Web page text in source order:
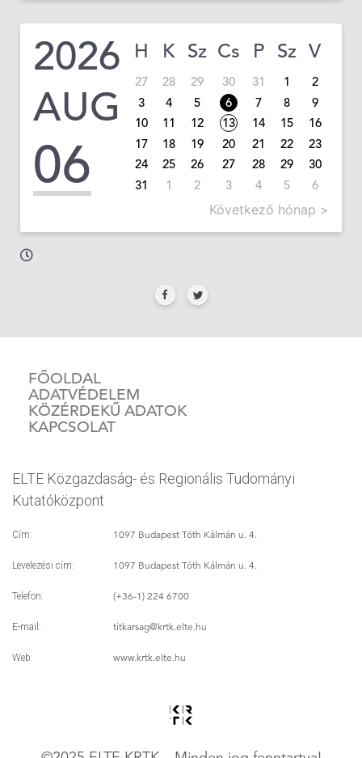
2026
AUG
06
H K Sz Cs P Sz V
27 28 29 30 31 1
2
3
4 5 6 7 8
9
10
11 12 13 14 15
16
17
18 19 20 21 22
23
24
25 26 27 28 29
30
31
1 2 3 4 5 6
Következő hónap >
FŐOLDAL
ADATVÉDELEM
KÖZÉRDEKŰ ADATOK
KAPCSOLAT
ELTE Közgazdaság- és Regionális Tudományi
Kutatóközpont
Cím: 1097 Budapest Tóth Kálmán u. 4.
Levelezési cím: 1097 Budapest Tóth Kálmán u. 4.
Telefon: (+36-1) 224 6700
E-mail: titkarsag@krtk.elte.hu
Web: www.krtk.elte.hu